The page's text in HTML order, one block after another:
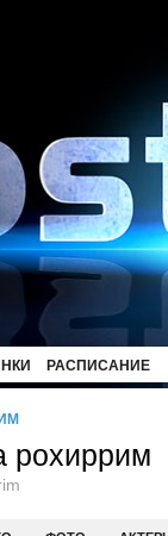
РАСПИСАНИЕ
рохиррим